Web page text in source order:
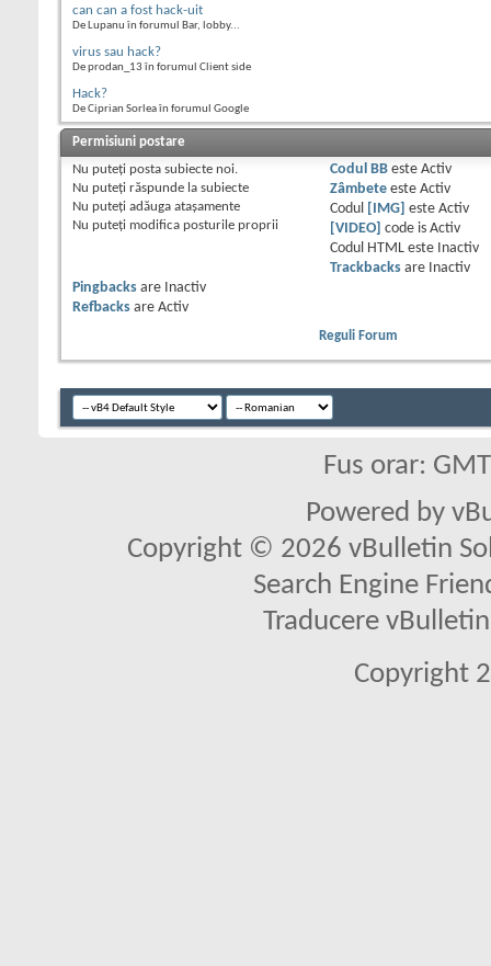
can can a fost hack-uit
De Lupanu în forumul Bar, lobby...
virus sau hack?
De prodan_13 în forumul Client side
Hack?
De Ciprian Sorlea în forumul Google
Permisiuni postare
Nu puteţi posta subiecte noi.
Nu puteţi răspunde la subiecte
Nu puteţi adăuga ataşamente
Nu puteţi modifica posturile proprii
Codul BBeste Activ
Zâmbeteeste Activ
Codul
[IMG] este Activ
[VIDEO] code is Activ
Codul HTML este
Inactiv
Trackbacksare
Inactiv
Pingbacks are
Inactiv
Refbacks are Activ
Reguli Forum
Fus orar:
Powered by
Copyright © 2026 vBulletin
Search Engine
Traducere
Copyright